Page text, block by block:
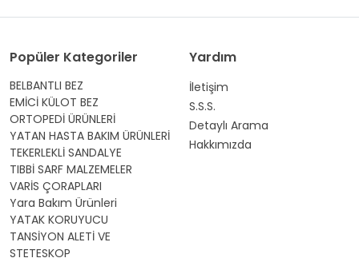
Popüler Kategoriler
BELBANTLI BEZ
EMİCİ KÜLOT BEZ
ORTOPEDİ ÜRÜNLERİ
YATAN HASTA BAKIM ÜRÜNLERİ
TEKERLEKLİ SANDALYE
TIBBİ SARF MALZEMELER
VARİS ÇORAPLARI
Yara Bakım Ürünleri
YATAK KORUYUCU
TANSİYON ALETİ VE
STETESKOP
Yardım
İletişim
S.S.S.
Detaylı Arama
Hakkımızda